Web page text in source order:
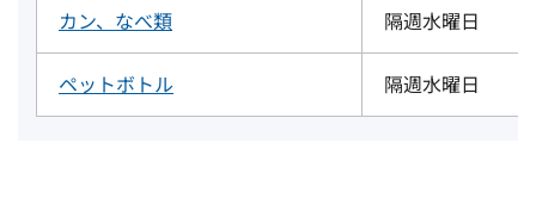
カン、なべ類 隔週水曜日
ペットボトル 隔週水曜日